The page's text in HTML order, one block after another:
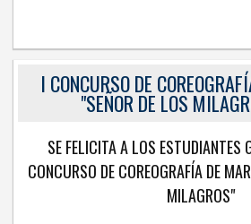
I CONCURSO DE
"SEÑOR DE LOS
SE FELICITA A LOS ESTUDIANTES
CONCURSO DE COREOGRAFÍA DE
MILAGROS"
LOGROS
Los Diálogos